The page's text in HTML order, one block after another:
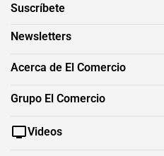
Suscríbete
Newsletters
Acerca de El Comercio
Grupo El Comercio
Videos